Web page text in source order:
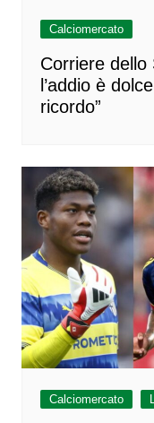
Calciomercato
Corriere dello
l’addio è
ricordo”
Calciomercato